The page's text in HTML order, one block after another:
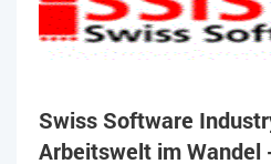
Swiss Software
Arbeitswelt im